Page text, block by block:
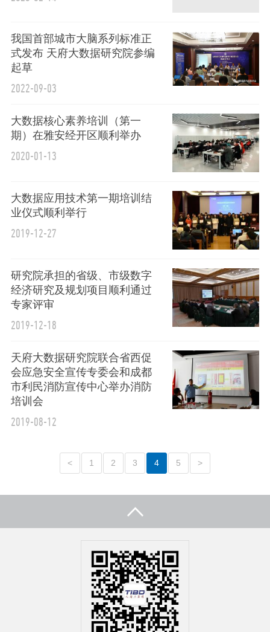
我国首部城市大脑系列标准正
式发布 天府大数据研究院参编
起草
2022-09-03
大数据核心素养培训（第一
期）在雅安经开区顺利举办
2020-01-13
大数据应用技术第一期培训结
业仪式顺利举行
2019-12-27
研究院承担的省级、市级数字
经济研究及规划项目顺利通过
专家评审
2019-12-18
天府大数据研究院联合省西促
会应急安全宣传专委会和成都
市利民消防宣传中心举办消防
培训会
2019-08-12
< 1 2 3 4 5 >